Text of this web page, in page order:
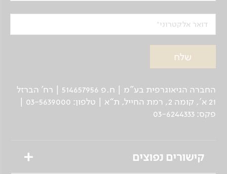
דואר אלקטרוני
החברה הגיאוגרפית בע"מ | ח.פ 514657956 | רח’ הברזל
21 א', קומה 2, רמת החייל, ת“א | טלפון: 03-5639000 |
פקס: 03-6244333
קישורים נפוצים